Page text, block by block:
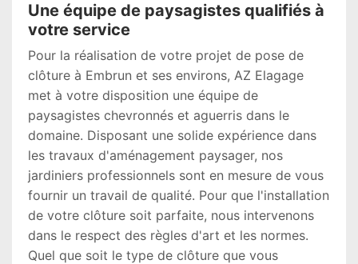
Une équipe de paysagistes qualifiés à
votre service
Pour la réalisation de votre projet de pose de
clôture à Embrun et ses environs, AZ Elagage
met à votre disposition une équipe de
paysagistes chevronnés et aguerris dans le
domaine. Disposant une solide expérience dans
les travaux d'aménagement paysager, nos
jardiniers professionnels sont en mesure de vous
fournir un travail de qualité. Pour que l'installation
de votre clôture soit parfaite, nous intervenons
dans le respect des règles d'art et les normes.
Quel que soit le type de clôture que vous